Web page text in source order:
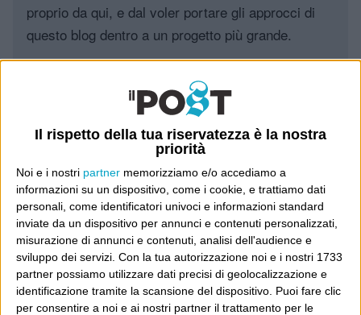
Il rispetto della tua riservatezza è la nostra
priorità
Noi e i nostri partner memorizziamo e/o accediamo a
informazioni su un dispositivo, come i cookie, e trattiamo dati
personali, come identificatori univoci e informazioni standard
inviate da un dispositivo per annunci e contenuti personalizzati,
misurazione di annunci e contenuti, analisi dell'audience e
sviluppo dei servizi. Con la tua autorizzazione noi e i nostri 1733
partner possiamo utilizzare dati precisi di geolocalizzazione e
identificazione tramite la scansione del dispositivo. Puoi fare clic
per consentire a noi e ai nostri partner il trattamento per le
proprio da qui, e dal voler portare gli approcci di
questo blog dentro a un progetto più grande.
un progetto giornalistico che prosegue da oltre 16
anni, grazie a chi lo scopre, lo apprezza e lo
consiglia in giro.
Leggi il Post, magari ti piace
Luca Sofri Wittgenstein